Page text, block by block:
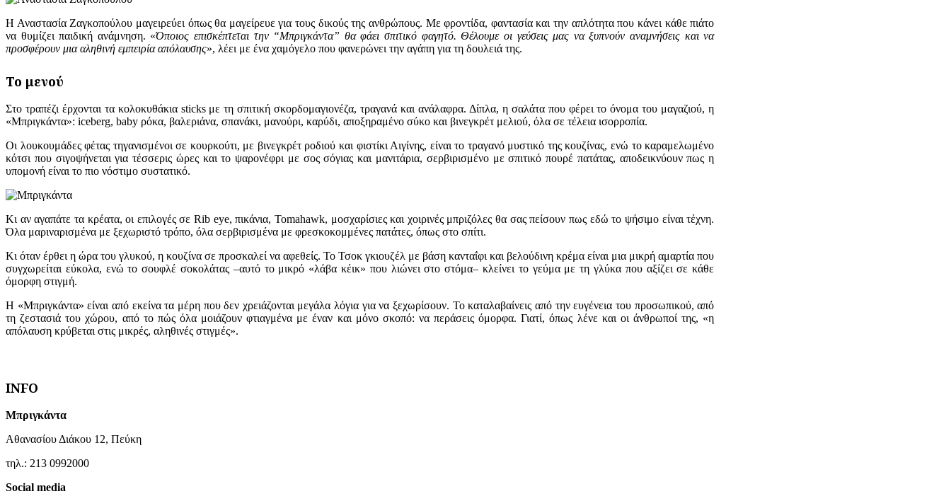
Η Αναστασία Ζαγκοπούλου μαγειρεύει όπως θα μαγείρευε για τους δικούς της ανθρώπους. Με φροντίδα, φαντασία και την απλότητα που κάνει κάθε πιάτο
να θυμίζει παιδική ανάμνηση. «Όποιος επισκέπτεται την “Μπριγκάντα” θα φάει σπιτικό φαγητό. Θέλουμε οι γεύσεις μας να ξυπνούν αναμνήσεις και να
προσφέρουν μια αληθινή εμπειρία απόλαυσης», λέει με ένα χαμόγελο που φανερώνει την αγάπη για τη δουλειά της.
Το μενού
Στο τραπέζι έρχονται τα κολοκυθάκια sticks με τη σπιτική σκορδομαγιονέζα, τραγανά και ανάλαφρα. Δίπλα, η σαλάτα που φέρει το όνομα του μαγαζιού, η
«Μπριγκάντα»: iceberg, baby ρόκα, βαλεριάνα, σπανάκι, μανούρι, καρύδι, αποξηραμένο σύκο και βινεγκρέτ μελιού, όλα σε τέλεια ισορροπία.
Οι λουκουμάδες φέτας τηγανισμένοι σε κουρκούτι, με βινεγκρέτ ροδιού και φιστίκι Αιγίνης, είναι το τραγανό μυστικό της κουζίνας, ενώ το καραμελωμένο
κότσι που σιγοψήνεται για τέσσερις ώρες και το ψαρονέφρι με σος σόγιας και μανιτάρια, σερβιρισμένο με σπιτικό πουρέ πατάτας, αποδεικνύουν πως η
υπομονή είναι το πιο νόστιμο συστατικό.
Κι αν αγαπάτε τα κρέατα, οι επιλογές σε Rib eye, πικάνια, Tomahawk, μοσχαρίσιες και χοιρινές μπριζόλες θα σας πείσουν πως εδώ το ψήσιμο είναι τέχνη.
Όλα μαριναρισμένα με ξεχωριστό τρόπο, όλα σερβιρισμένα με φρεσκοκομμένες πατάτες, όπως στο σπίτι.
Κι όταν έρθει η ώρα του γλυκού, η κουζίνα σε προσκαλεί να αφεθείς. Το Τσοκ γκιουζέλ με βάση κανταΐφι και βελούδινη κρέμα είναι μια μικρή αμαρτία που
συγχωρείται εύκολα, ενώ το σουφλέ σοκολάτας –αυτό το μικρό «λάβα κέικ» που λιώνει στο στόμα– κλείνει το γεύμα με τη γλύκα που αξίζει σε κάθε
όμορφη στιγμή.
Η «Μπριγκάντα» είναι από εκείνα τα μέρη που δεν χρειάζονται μεγάλα λόγια για να ξεχωρίσουν. Το καταλαβαίνεις από την ευγένεια του προσωπικού, από
τη ζεστασιά του χώρου, από το πώς όλα μοιάζουν φτιαγμένα με έναν και μόνο σκοπό: να περάσεις όμορφα. Γιατί, όπως λένε και οι άνθρωποί της, «η
απόλαυση κρύβεται στις μικρές, αληθινές στιγμές».
INFO
Μπριγκάντα
Αθανασίου Διάκου 12, Πεύκη
τηλ.: 213 0992000
Social media